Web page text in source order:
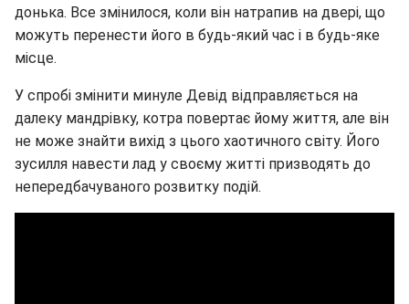
донька. Все змінилося, коли він натрапив на двері, що
можуть перенести його в будь-який час і в будь-яке
місце.
У спробі змінити минуле Девід відправляється на
далеку мандрівку, котра повертає йому життя, але він
не може знайти вихід з цього хаотичного світу. Його
зусилля навести лад у своєму житті призводять до
непередбачуваного розвитку подій.